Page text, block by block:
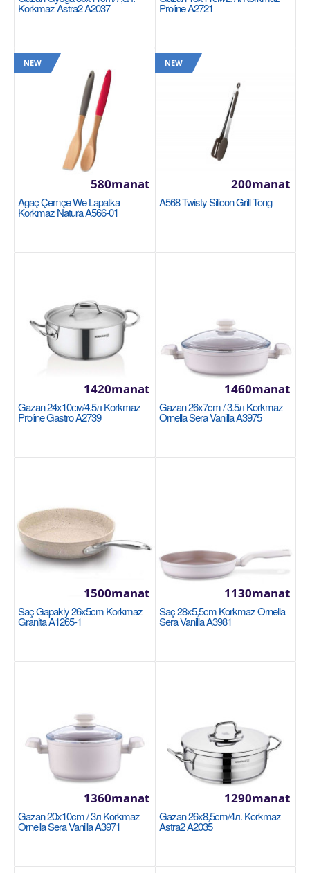
Gazan 20x12см/3.8lt Korkmaz Proline A1161
Размер: 20x12 см (сатин) / 3,8 л Нержавеющая
сталь 18/10 Cr-Ni Подошва Super Capsule
обеспечивает..
1400manat
Cr-Ni. Суперкапсульная основа, обеспечивающая
рав..
1880manat
Sebede Goş
+Garşylaşdyrmaga goş
Gazan 20x12см/3.6л Korkmaz Proline Gastro
Размер: 20x12 см / 3.6 л 18/10 Cr-Ni нержавеющая
Korkmaz Astra2 A2037 Proline A2721
NEW
Agaç Çemçe We Lapatka
Korkmaz Natura A566-01
580manat
NEW
A568 Twisty Silicon Grill Tong
200manat
Gazan 24x10см/4.5л Korkmaz
Proline Gastro A2739
1420manat
Gazan 26x7cm / 3.5л Korkmaz
Ornella Sera Vanilla A3975
1460manat
Saç Gapakly 26x5cm Korkmaz
Granita A1265-1
1500manat
Saç 28x5,5cm Korkmaz Ornella
Sera Vanilla A3981
1130manat
Gazan 20x10cm / 3л Korkmaz
Ornella Sera Vanilla A3971
1360manat
Gazan 26x8,5cm/4л. Korkmaz
Astra2 A2035
1290manat